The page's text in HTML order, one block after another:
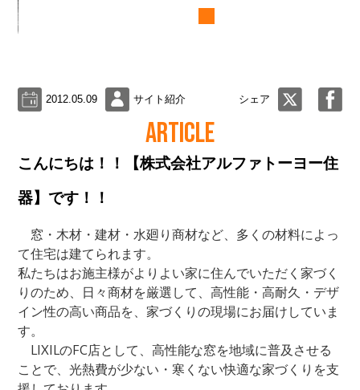
2012.05.09 サイト紹介 シェア
ARTICLE
こんにちは！！【株式会社アルファトーヨー住
器】です！！